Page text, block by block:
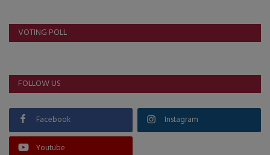
VOTING POLL
FOLLOW US
Facebook Instagram
Youtube